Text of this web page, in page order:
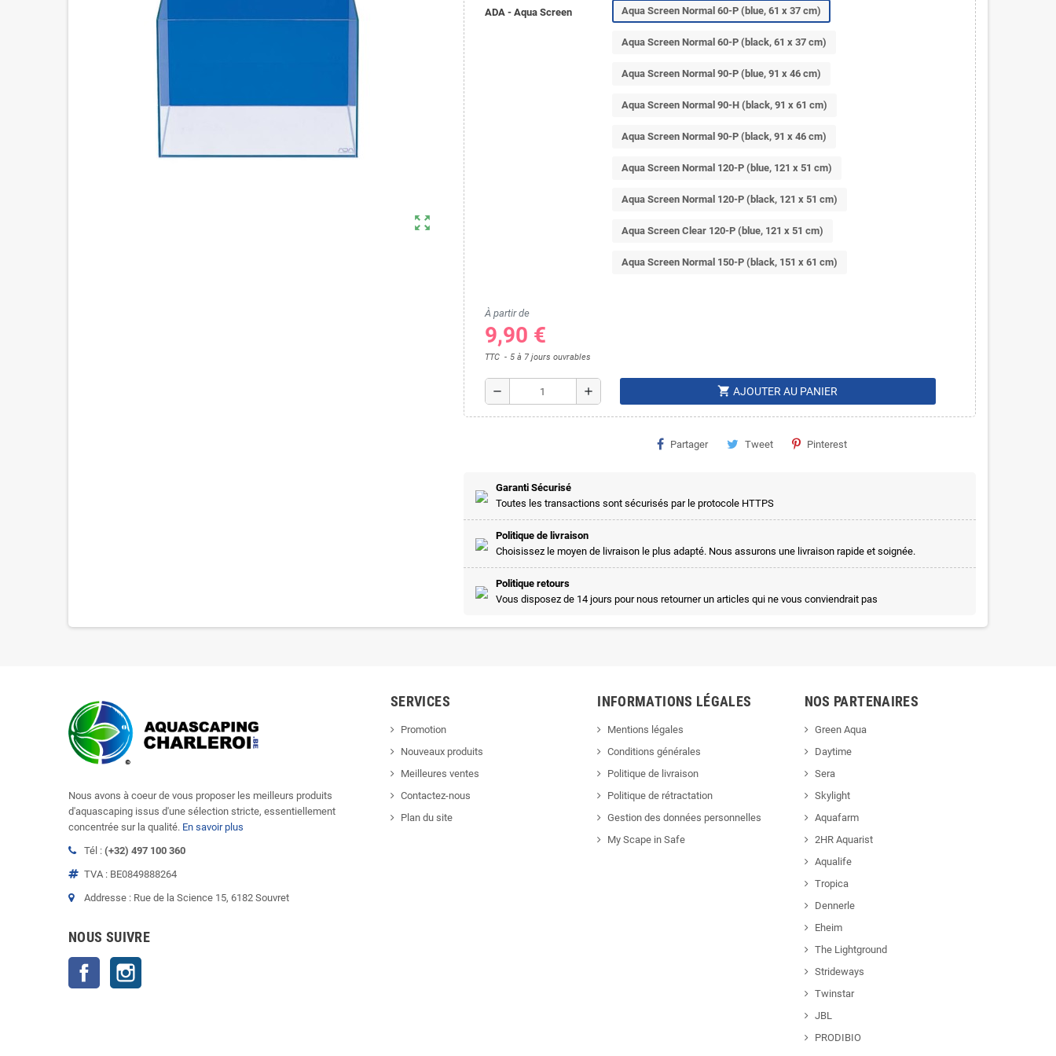
zoom_out_map
ADA - Aqua Screen Aqua Screen Normal 60-P (blue, 61 x 37 cm)
Aqua Screen Normal 60-P (black, 61 x 37 cm)
Aqua Screen Normal 90-P (blue, 91 x 46 cm)
Aqua Screen Normal 90-H (black, 91 x 61 cm)
Aqua Screen Normal 90-P (black, 91 x 46 cm)
Aqua Screen Normal 120-P (blue, 121 x 51 cm)
Aqua Screen Normal 120-P (black, 121 x 51 cm)
Aqua Screen Clear 120-P (blue, 121 x 51 cm)
Aqua Screen Normal 150-P (black, 151 x 61 cm)
À partir de
9,90 €
TTC 5 à 7 jours ouvrables
remove add shopping_cart AJOUTER AU PANIER
Partager Tweet Pinterest
Garanti Sécurisé
Toutes les transactions sont sécurisés par le protocole HTTPS
Politique de livraison
Choisissez le moyen de livraison le plus adapté. Nous assurons une livraison rapide et soignée.
Politique retours
Vous disposez de 14 jours pour nous retourner un articles qui ne vous conviendrait pas
Nous avons à coeur de vous proposer les meilleurs produits
d'aquascaping issus d'une sélection stricte, essentiellement
concentrée sur la qualité. En savoir plus
Tél : (+32) 497 100 360
TVA : BE0849888264
Addresse : Rue de la Science 15, 6182 Souvret
NOUS SUIVRE
Facebook
SERVICES
Promotion
Nouveaux produits
Meilleures ventes
Contactez-nous
Plan du site
INFORMATIONS LÉGALES
Mentions légales
Conditions générales
Politique de livraison
Politique de rétractation
Gestion des données personnelles
My Scape in Safe
NOS PARTENAIRES
Green Aqua
Daytime
Sera
Skylight
Aquafarm
2HR Aquarist
Aqualife
Tropica
Dennerle
Eheim
The Lightground
Strideways
Twinstar
JBL
PRODIBIO